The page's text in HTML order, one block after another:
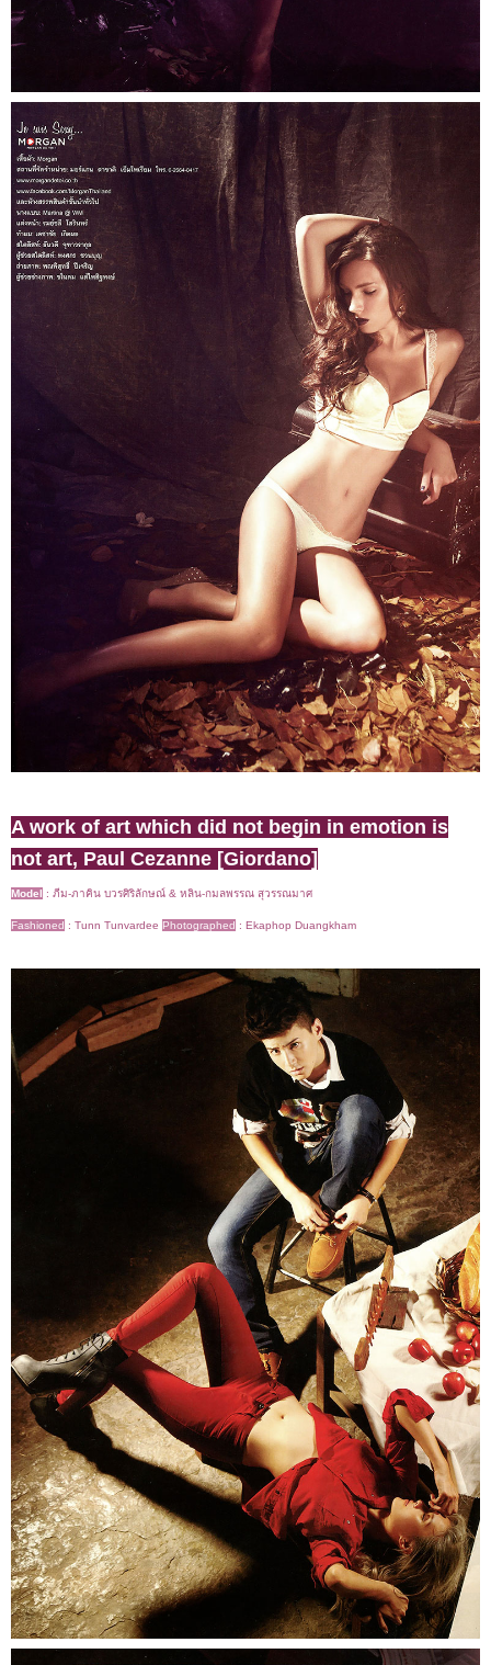
A work of art which did not begin in emotion is
not art, Paul Cezanne [Giordano]
Model : ภีม-ภาคิน บวรศิริลักษณ์ & หลิน-กมลพรรณ สุวรรณมาศ
Fashioned : Tunn Tunvardee Photographed : Ekaphop Duangkham